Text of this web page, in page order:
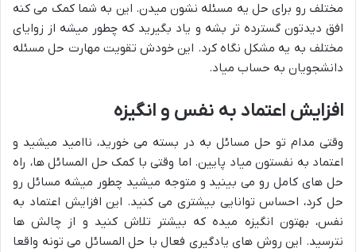
مختلف رو برای حل یه مسئله نشون میدن. این به شما کمک می کنه
افق دیدتون گسترده تر بشه و یاد بگیرید که چطور میشه از زوایای
مختلف به یه مشکل نگاه کرد. این خودش تقویت مهارت حل مسئله
دانشجویان به حساب میاد.
افزایش اعتماد به نفس و انگیزه
وقتی مدام تو حل مسائل به در بسته می خورید، ناامید میشید و
اعتماد به نفستون میاد پایین. اما وقتی با کمک حل المسائل ها، راه
حل های کامل رو می بینید و متوجه میشید چطور میشه مسائل رو
حل کرد، احساس توانایی بیشتری می کنید. این افزایش اعتماد به
نفس، بهتون انگیزه میده که بیشتر تلاش کنید و از چالش ها
نترسید. این روش های یادگیری فعال با حل المسائل می تونه واقعا